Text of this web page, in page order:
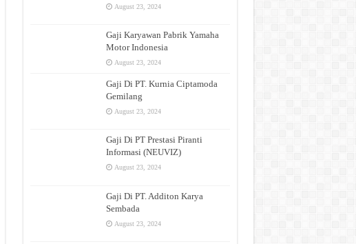
August 23, 2024
Gaji Karyawan Pabrik Yamaha
Motor Indonesia
August 23, 2024
Gaji Di PT. Kurnia Ciptamoda
Gemilang
August 23, 2024
Gaji Di PT Prestasi Piranti
Informasi (NEUVIZ)
August 23, 2024
Gaji Di PT. Additon Karya
Sembada
August 23, 2024